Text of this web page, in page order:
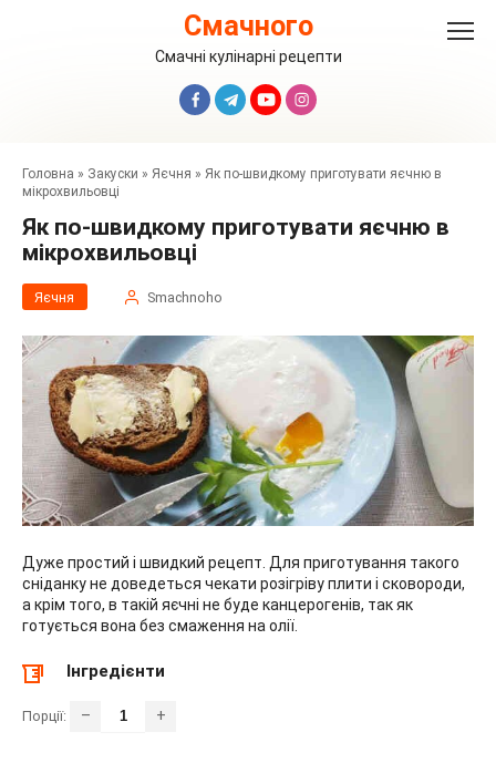
Смачного
Смачні кулінарні рецепти
Головна » Закуски » Яєчня » Як по-швидкому приготувати яєчню в
мікрохвильовці
Як по-швидкому приготувати яєчню в
мікрохвильовці
Яєчня Smachnoho
Дуже простий і швидкий рецепт. Для приготування такого
сніданку не доведеться чекати розігріву плити і сковороди,
а крім того, в такій яєчні не буде канцерогенів, так як
готується вона без смаження на олії.
Інгредієнти
Порції: – +